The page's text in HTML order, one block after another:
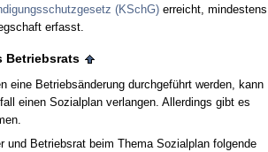
(KSchG)er­reicht, min­des­tens
er­fasst.
Be­triebs­rats
ei­ne Be­triebsände­rung durch­geführt wer­den, kann
ei­nen So­zi­al­plan ver­lan­gen. Al­ler­dings gibt es
und Be­triebs­rat beim The­ma So­zi­al­plan fol­gen­de